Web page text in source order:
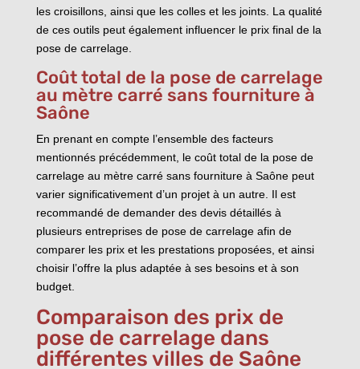
les croisillons, ainsi que les colles et les joints. La qualité
de ces outils peut également influencer le prix final de la
pose de carrelage.
Coût total de la pose de carrelage
au mètre carré sans fourniture à
Saône
En prenant en compte l’ensemble des facteurs
mentionnés précédemment, le coût total de la pose de
carrelage au mètre carré sans fourniture à Saône peut
varier significativement d’un projet à un autre. Il est
recommandé de demander des devis détaillés à
plusieurs entreprises de pose de carrelage afin de
comparer les prix et les prestations proposées, et ainsi
choisir l’offre la plus adaptée à ses besoins et à son
budget.
Comparaison des prix de
pose de carrelage dans
différentes villes de Saône